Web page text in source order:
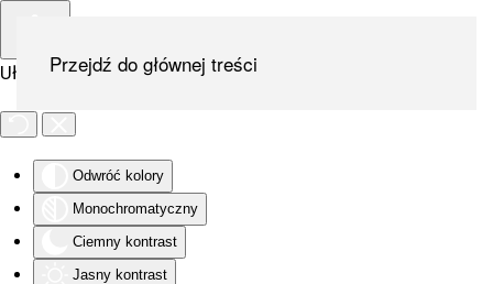
Ułatwienia dostępu
Odwróć kolory
Monochromatyczny
Ciemny kontrast
Jasny kontrast
Przejdź do głównej treści